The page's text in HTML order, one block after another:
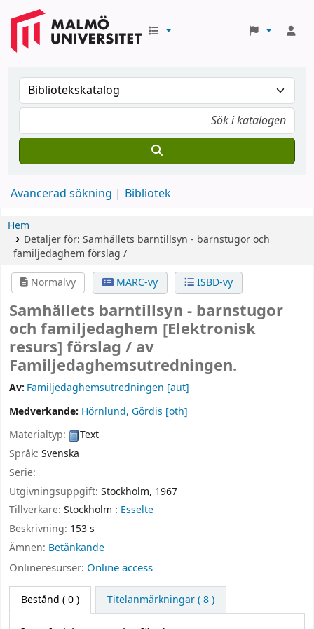
Avancerad sökning Bibliotek
Hem
Detaljer för: Samhällets barntillsyn - barnstugor och
familjedaghem förslag /
Normalvy
MARC-vy ISBD-vy
Samhällets barntillsyn - barnstugor
och familjedaghem [Elektronisk
resurs] förslag / av
Familjedaghemsutredningen.
Av: Familjedaghemsutredningen [aut]
Medverkande: Hörnlund, Gördis [oth]
Materialtyp:
Text
Språk: Svenska
Serie:
Utgivningsuppgift: Stockholm, 1967
Tillverkare: Stockholm : Esselte
Beskrivning: 153 s
Ämnen: Betänkande
Onlineresurser: Online access
Bestånd ( 0 ) Titelanmärkningar ( 8 )